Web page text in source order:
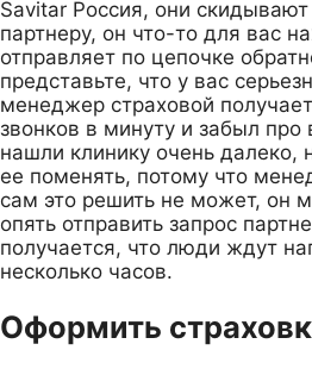
Savitar Россия, они
партнеру, он что-то для вас
отправляет по цепочке
представьте, что у вас
менеджер страховой
звонков в минуту и забыл про
нашли клинику очень
ее поменять, потому что
сам это решить не может, он
опять отправить запрос
получается, что люди ждут
несколько часов.
Оформить